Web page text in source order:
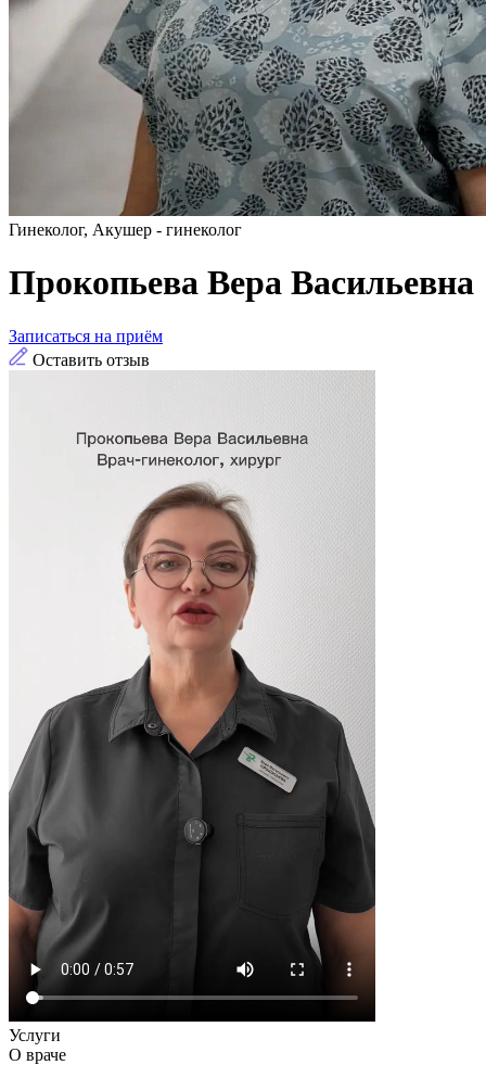
Гинеколог, Акушер - гинеколог
Прокопьева Вера Васильевна
Записаться на приём
Оставить отзыв
Услуги
О враче